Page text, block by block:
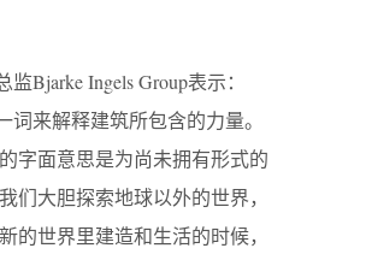
Bjarke Ingels Group表示：
词来解释建筑所包含的力量。
字面意思是为尚未拥有形式的
们大胆探索地球以外的世界，
的世界里建造和生活的时候，